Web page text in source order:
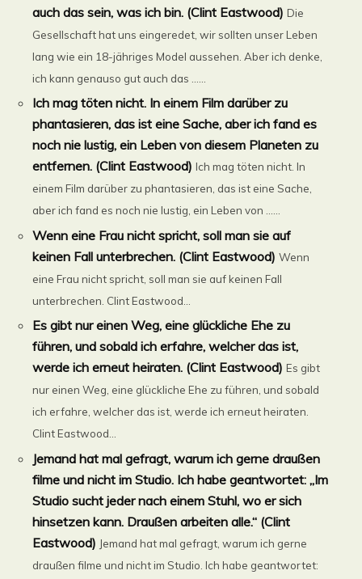
auch das sein, was ich bin. (Clint Eastwood) Die
Gesellschaft hat uns eingeredet, wir sollten unser Leben
lang wie ein 18-jähriges Model aussehen. Aber ich denke,
ich kann genauso gut auch das ......
Ich mag töten nicht. In einem Film darüber zu
phantasieren, das ist eine Sache, aber ich fand es
noch nie lustig, ein Leben von diesem Planeten zu
entfernen. (Clint Eastwood) Ich mag töten nicht. In
einem Film darüber zu phantasieren, das ist eine Sache,
aber ich fand es noch nie lustig, ein Leben von ......
Wenn eine Frau nicht spricht, soll man sie auf
keinen Fall unterbrechen. (Clint Eastwood) Wenn
eine Frau nicht spricht, soll man sie auf keinen Fall
unterbrechen. Clint Eastwood...
Es gibt nur einen Weg, eine glückliche Ehe zu
führen, und sobald ich erfahre, welcher das ist,
werde ich erneut heiraten. (Clint Eastwood) Es gibt
nur einen Weg, eine glückliche Ehe zu führen, und sobald
ich erfahre, welcher das ist, werde ich erneut heiraten.
Clint Eastwood...
Jemand hat mal gefragt, warum ich gerne draußen
filme und nicht im Studio. Ich habe geantwortet: „Im
Studio sucht jeder nach einem Stuhl, wo er sich
hinsetzen kann. Draußen arbeiten alle.“ (Clint
Eastwood) Jemand hat mal gefragt, warum ich gerne
draußen filme und nicht im Studio. Ich habe geantwortet: